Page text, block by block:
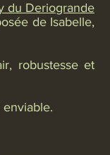
du Deriogrande
de Isabelle,
robustesse et